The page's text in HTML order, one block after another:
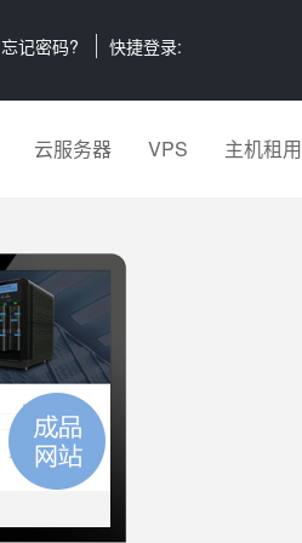
忘记密码? 快捷登录:
云服务器 VPS 主机租用